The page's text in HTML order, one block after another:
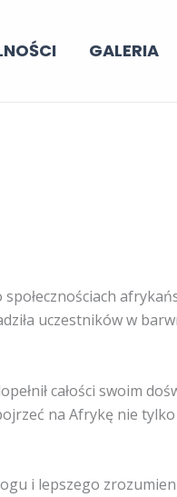
GALERIA
uczestników w
całości swoim
na Afrykę nie
i lepszego